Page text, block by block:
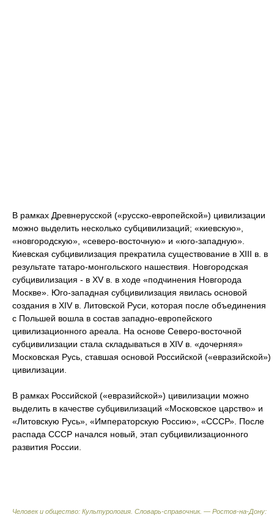
В рамках Древнерусской («русско-европейской») цивилизации
можно выделить несколько субцивилизаций; «киевскую»,
«новгородскую», «северо-восточную» и «юго-западную».
Киевская субцивилизация прекратила существование в XIII в. в
результате татаро-монгольского нашествия. Новгородская
субцивилизация - в XV в. в ходе «подчинения Новгорода
Москве». Юго-западная субцивилизация явилась основой
создания в XIV в. Литовской Руси, которая после объединения
с Польшей вошла в состав западно-европейского
цивилизационного ареала. На основе Северо-восточной
субцивилизации стала складываться в XIV в. «дочерняя»
Московская Русь, ставшая основой Российской («евразийской»)
цивилизации.
В рамках Российской («евразийской») цивилизации можно
выделить в качестве субцивилизаций «Московское царство» и
«Литовскую Русь», «Императорскую Россию», «СССР». После
распада СССР начался новый, этап субцивилизационного
развития России.
Человек и общество: Культурология. Словарь-справочник. — Ростов-на-Дону: